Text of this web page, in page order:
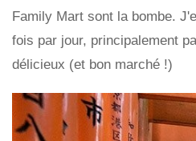
Family Mart sont la bombe.
fois par jour, principalement
délicieux (et bon marché !)